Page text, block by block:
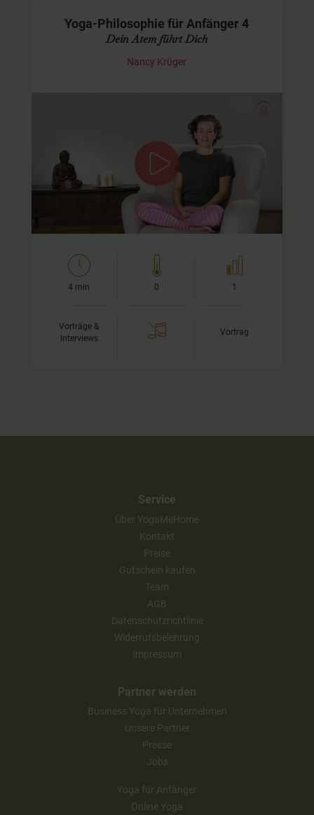
Yoga-Philosophie für Anfänger 4
Dein Atem führt Dich
Nancy Krüger
Übe ich Yoga richtig: Wenn Du irgendwann mal auf der
Matte unsicher bist, ob Du richtig übst, dann schau, ob
Dein Atem wirklich fließen kann. Dann hast Du die
Antwort. Von außen allein lässt sich…
4 min 0 1
Vorträge &
Interviews
Vortrag
Service
Über YogaMeHome
Kontakt
Preise
Gutschein kaufen
Team
AGB
Datenschutzrichtlinie
Widerrufsbelehrung
Impressum
Partner werden
Business Yoga für Unternehmen
Unsere Partner
Presse
Jobs
Yoga für Anfänger
Online Yoga